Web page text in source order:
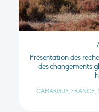
Présentation des
des changements
CAMARGUE, FRANCE,